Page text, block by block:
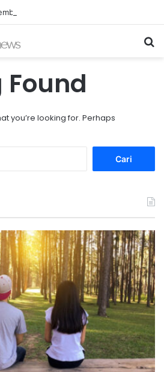
you’re looking for. Perhaps